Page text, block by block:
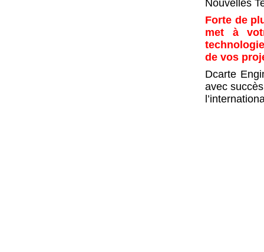
Nouvelles
Forte de
met à
de vos
Dcarte
avec